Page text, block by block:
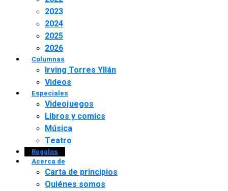
2023
2024
2025
2026
Columnas
Irving Torres Yllán
Videos
Especiales
Videojuegos
Libros y comics
Música
Teatro
Regalos
Acerca de
Carta de principios
Quiénes somos